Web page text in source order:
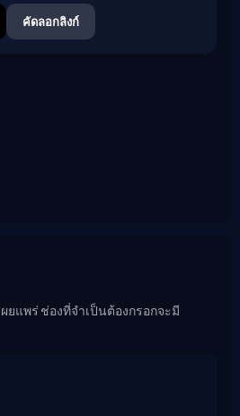
คัดลอกลิงก์
ยแพร่ ช่องที่จำเป็นต้องกรอกจะมี